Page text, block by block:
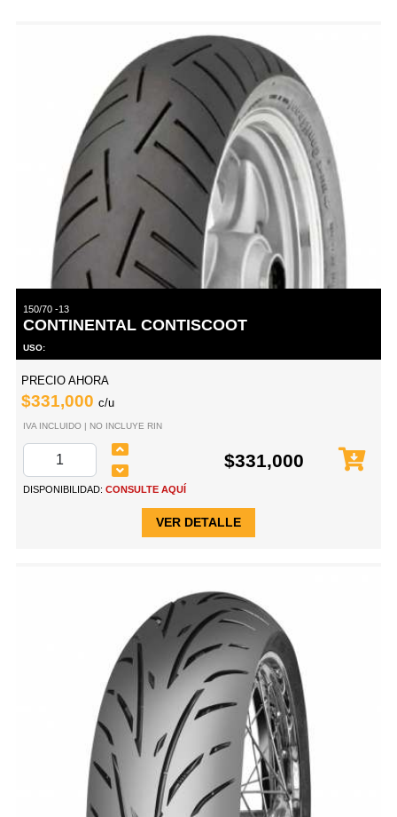
150/70 -13
CONTINENTAL CONTISCOOT
USO:
PRECIO AHORA
$331,000 c/u
IVA INCLUIDO | NO INCLUYE RIN
$331,000
DISPONIBILIDAD: CONSULTE AQUÍ
VER DETALLE